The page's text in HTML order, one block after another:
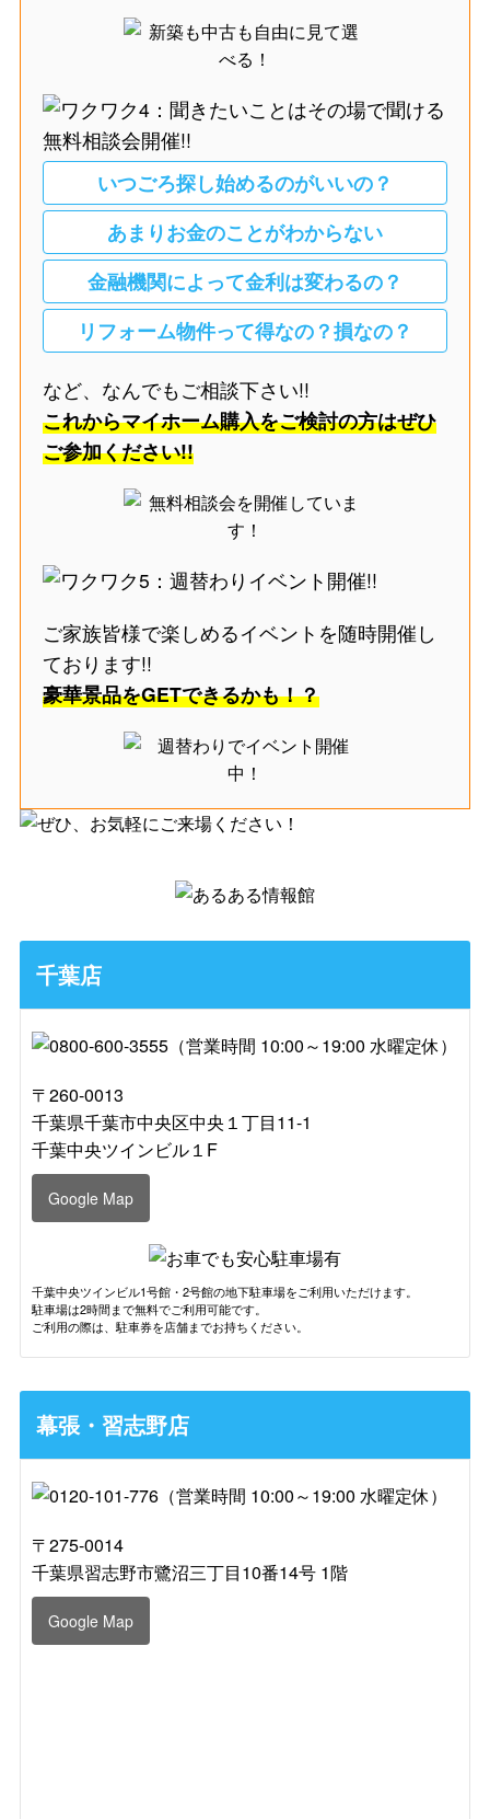
いつごろ探し始めるのがいいの？
あまりお金のことがわからない
金融機関によって金利は変わるの？
リフォーム物件って得なの？損なの？
など、なんでもご相談下さい!!
これからマイホーム購入をご検討の方はぜひ
ご参加ください!!
ご家族皆様で楽しめるイベントを随時開催し
ております!!
豪華景品をGETできるかも！？
千葉店
〒260-0013
千葉県千葉市中央区中央１丁目11-1
千葉中央ツインビル１F
Google Map
千葉中央ツインビル1号館・2号館の地下駐車場をご利用いただけます。
駐車場は2時間まで無料でご利用可能です。
ご利用の際は、駐車券を店舗までお持ちください。
幕張・習志野店
〒275-0014
千葉県習志野市鷺沼三丁目10番14号 1階
Google Map